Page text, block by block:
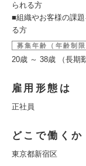
られる方
■組織やお客様の課
る方
募集年齢（年齢制限
20歳 ～ 38歳 （長期
雇用形態は
正社員
どこで働くか
東京都新宿区